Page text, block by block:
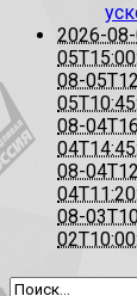
2026-
08-
08-
08-
08-